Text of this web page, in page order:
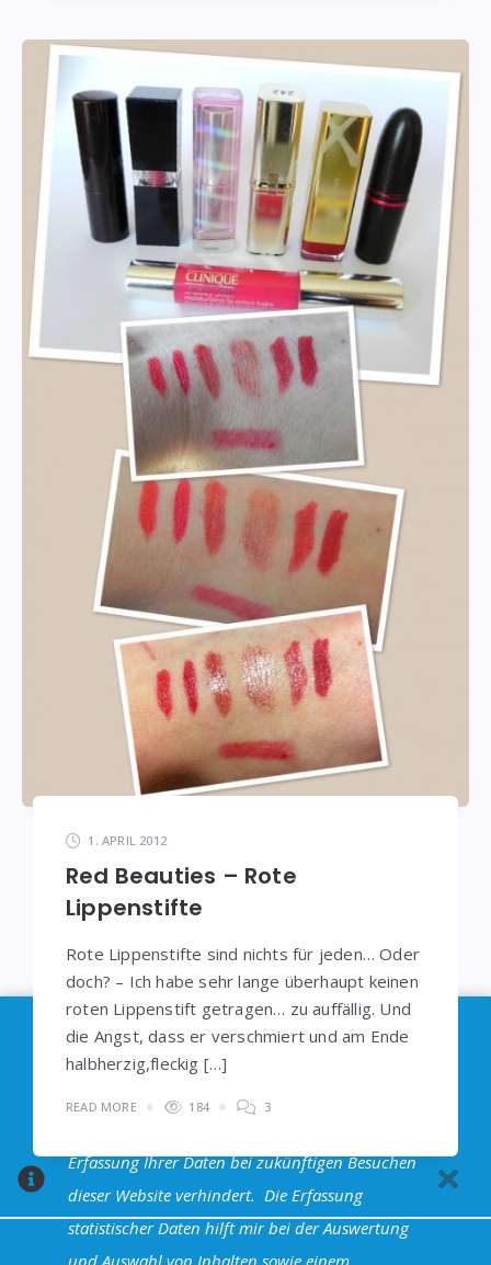
1. APRIL 2012
Red Beauties – Rote
Lippenstifte
Rote Lippenstifte sind nichts für jeden… Oder
doch? – Ich habe sehr lange überhaupt keinen
roten Lippenstift getragen… zu auffällig. Und
die Angst, dass er verschmiert und am Ende
halbherzig,fleckig […]
READ MORE 184 3
Im Sinne derDSGVO: Die Erfassung Deiner Daten
durchGoogle Analytics
Klicken auf den folgenden Link unterbinden. Es
Erfassung Ihrer Daten bei zukünftigen Besuchen
dieser Website verhindert. Die Erfassung
statistischer Daten hilft mir bei der Auswertung
und Auswahl von Inhalten sowie einem